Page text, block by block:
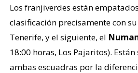
Los franjiverdes están
clasificación precisamente con
Tenerife, y el siguiente, el
18:00 horas, Los Pajaritos).
ambas escuadras por la